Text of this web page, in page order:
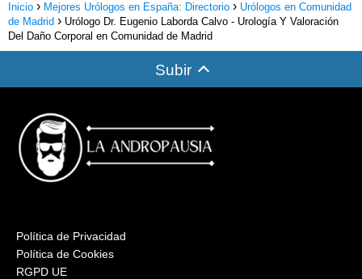
Inicio Mejores Urólogos en España: Directorio
Urólogos en Comunidad
de Madrid
Urólogo Dr. Eugenio Laborda Calvo - Urología Y Valoración
Del Daño Corporal en Comunidad de Madrid
Subir
Política de Privacidad
Política de Cookies
RGPD UE